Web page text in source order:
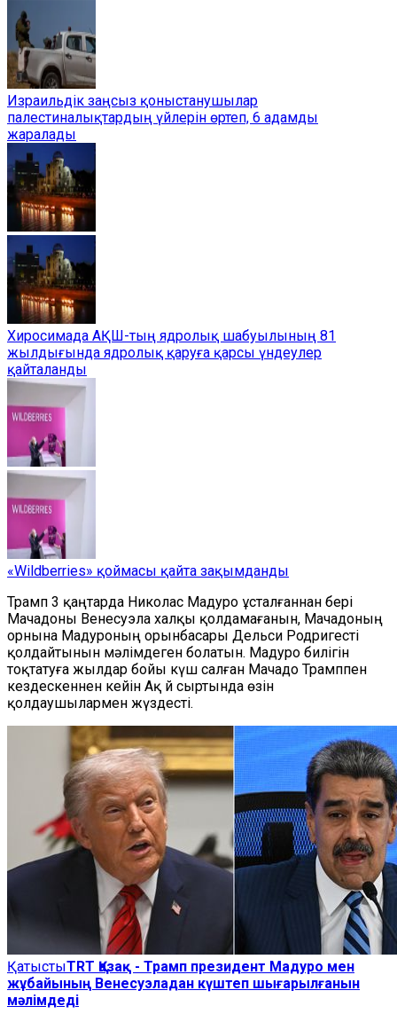
Израильдік заңсыз қоныстанушылар
палестиналықтардың үйлерін өртеп, 6 адамды
жаралады
Хиросимада АҚШ-тың ядролық шабуылының 81
жылдығында ядролық қаруға қарсы үндеулер
қайталанды
«Wildberries» қоймасы қайта зақымданды
Трамп 3 қаңтарда Николас Мадуро ұсталғаннан бері
Мачадоны Венесуэла халқы қолдамағанын, Мачадоның
орнына Мадуроның орынбасары Дельси Родригесті
қолдайтынын мәлімдеген болатын. Мадуро билігін
тоқтатуға жылдар бойы күш салған Мачадо Трамппен
кездескеннен кейін Ақ Үй сыртында өзін
қолдаушылармен жүздесті.
ҚатыстыTRT Қазақ - Трамп президент Мадуро мен
жұбайының Венесуэладан күштеп шығарылғанын
мәлімдеді